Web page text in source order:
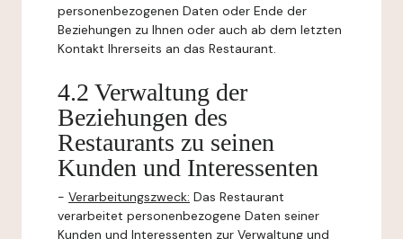
personenbezogenen Daten oder Ende der
Beziehungen zu Ihnen oder auch ab dem letzten
Kontakt Ihrerseits an das Restaurant.
4.2 Verwaltung der
Beziehungen des
Restaurants zu seinen
Kunden und Interessenten
- Verarbeitungszweck: Das Restaurant
verarbeitet personenbezogene Daten seiner
Kunden und Interessenten zur Verwaltung und